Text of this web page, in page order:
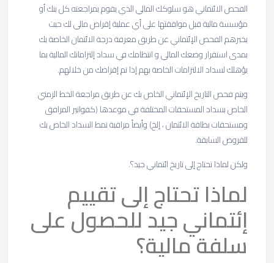
الفحص الائتماني هو سلوكك المالي الذي يقوم بمراجعته كل بنك أو
مؤسسة مالية قبل موافقتها على أي عملية إقراض مالي لك حيث
يخبرهم الفحص الإئتماني عن طريق معرفة درجة الائتمان الخاصة بك
بمدى استقرار وضعك المالي و انتظامك في سداد إلتزاماتك المالية بما
يؤهلك لسداد الالتزامات الخاصة بهم إذا تم إقراضك من خلالهم.
ويتم فحص التاريخ الإئتماني الخاص بك عن طريق مراجعة الخط الزمني
الخاص بسداد المستحقات المختلفة في موعدها (كفواتير المرافق
ومستحقات بطاقة الائتمان ، إلخ) وأيضاً مراقبة نمط السداد الخاص بك
للقروض السابقة.
ولكن لماذا تحتاج إلى تاريخ ائتماني جيد؟.
لماذا تحتاج إلى تقييم
إئتماني جيد للحصول على
سلفة مالية؟